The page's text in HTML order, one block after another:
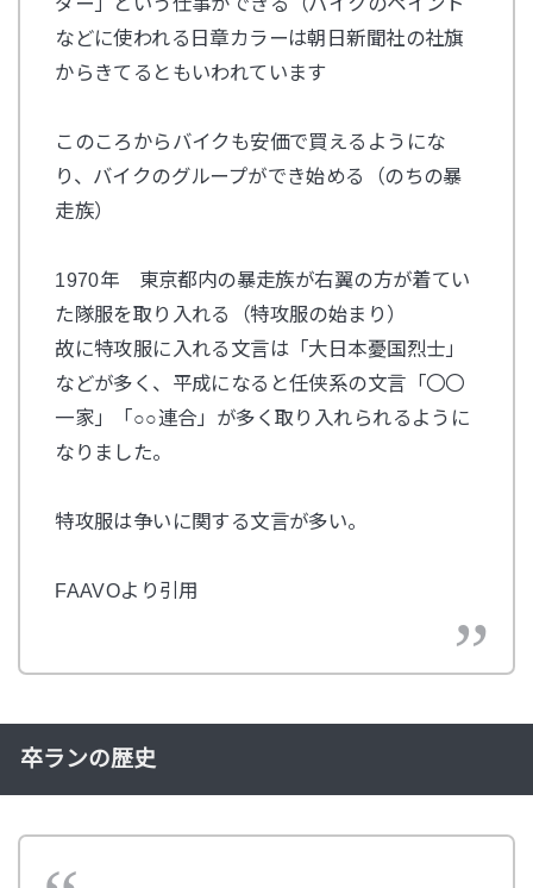
などに使われる日章カラーは朝日新聞社の社旗
からきてるともいわれています
このころからバイクも安価で買えるようにな
り、バイクのグループができ始める（のちの暴
走族）
1970年 東京都内の暴走族が右翼の方が着てい
た隊服を取り入れる（特攻服の始まり）
故に特攻服に入れる文言は「大日本憂国烈士」
などが多く、平成になると任侠系の文言「〇〇
一家」「○○連合」が多く取り入れられるように
なりました。
特攻服は争いに関する文言が多い。
FAAVOより引用
卒ランの歴史